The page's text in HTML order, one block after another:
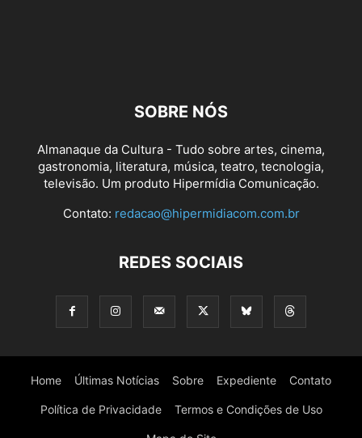
SOBRE NÓS
Almanaque da Cultura - Tudo sobre artes, cinema,
gastronomia, literatura, música, teatro, tecnologia,
televisão. Um produto Hipermídia Comunicação.
Contato: redacao@hipermidiacom.com.br
REDES SOCIAIS
Home Últimas Notícias Sobre Expediente Contato
Política de Privacidade Termos e Condições de Uso